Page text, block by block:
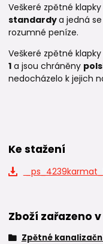
Veškeré zpětné
standardya jedná
rozumné peníze.
Veškeré zpětné klapky
1 a jsou chráněny
nedocházelo k jejich
Ke stažení
Zboží zařazeno
Zpětné